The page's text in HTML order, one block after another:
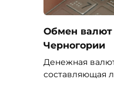
Обмен
Черногории
Денежная
составляющая